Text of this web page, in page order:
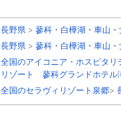
長野県 > 蓼科・白樺湖・車山
長野県 > 蓼科・白樺湖・車山
全国のアイコニア・ホスピタリ
リゾート 蓼科グランドホテル
全国のセラヴィリゾート泉郷>